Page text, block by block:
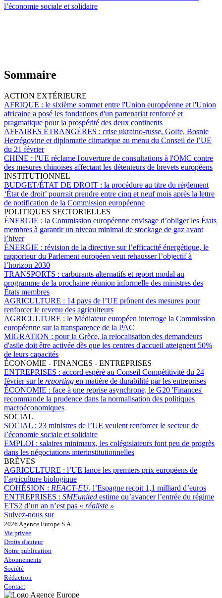
l’économie sociale et solidaire
Sommaire
ACTION EXTÉRIEURE
AFRIQUE : le sixième sommet entre l'Union européenne et l'Union
africaine a posé les fondations d'un partenariat renforcé et
pragmatique pour la prospérité des deux continents
AFFAIRES ÉTRANGÈRES : crise ukraino-russe, Golfe, Bosnie
Herzégovine et diplomatie climatique au menu du Conseil de l’UE
du 21 février
CHINE : l'UE réclame l'ouverture de consultations à l'OMC contre
des mesures chinoises affectant les détenteurs de brevets européens
INSTITUTIONNEL
BUDGET/ÉTAT DE DROIT : la procédure au titre du règlement
‘État de droit’ pourrait prendre entre cinq et neuf mois après la lettre
de notification de la Commission européenne
POLITIQUES SECTORIELLES
ÉNERGIE : la Commission européenne envisage d’obliger les États
membres à garantir un niveau minimal de stockage de gaz avant
l’hiver
ÉNERGIE : révision de la directive sur l’efficacité énergétique, le
rapporteur du Parlement européen veut rehausser l’objectif à
l’horizon 2030
TRANSPORTS : carburants alternatifs et report modal au
programme de la prochaine réunion informelle des ministres des
États membres
AGRICULTURE : 14 pays de l’UE prônent des mesures pour
renforcer le revenu des agriculteurs
AGRICULTURE : le Médiateur européen interroge la Commission
européenne sur la transparence de la PAC
MIGRATION : pour la Grèce, la relocalisation des demandeurs
d'asile doit être activée dès que les centres d'accueil atteignent 50%
de leurs capacités
ÉCONOMIE - FINANCES - ENTREPRISES
ENTREPRISES : accord espéré au Conseil Compétitivité du 24
février sur le reporting en matière de durabilité par les entreprises
ÉCONOMIE : face à une reprise asynchrone, le G20 'Finances'
recommande la prudence dans la normalisation des politiques
macroéconomiques
SOCIAL
SOCIAL : 23 ministres de l’UE veulent renforcer le secteur de
l’économie sociale et solidaire
EMPLOI : salaires minimaux, les colégislateurs font peu de progrès
dans les négociations interinstitutionnelles
BRÈVES
AGRICULTURE : l’UE lance les premiers prix européens de
l’agriculture biologique
COHÉSION : REACT-EU, l’Espagne reçoit 1,1 milliard d’euros
ENTREPRISES : SMEunited estime qu’avancer l’entrée du régime
ETS2 d’un an n’est pas « réaliste »
Suivez-nous sur
2026 Agence Europe S.A.
Vie privée
Droits d'auteur
Notre publication
Abonnements
Société
Rédaction
Contact